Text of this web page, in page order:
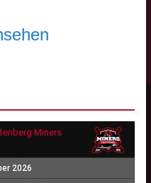
Miners
2026